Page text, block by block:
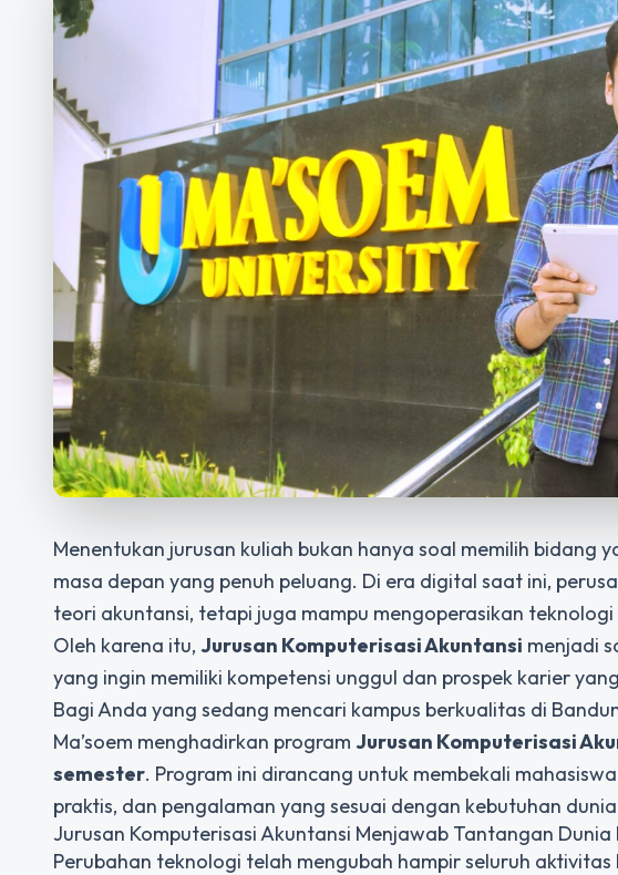
Menentukan jurusan kuliah bukan hanya soal memilih bidang
masa depan yang penuh peluang. Di era digital saat ini,
teori akuntansi, tetapi juga mampu mengoperasikan
Oleh karena itu, Jurusan Komputerisasi Akuntansi menjadi
yang ingin memiliki kompetensi unggul dan prospek karier
Bagi Anda yang sedang mencari kampus berkualitas di
Ma’soem menghadirkan program Jurusan Komputerisasi
semester. Program ini dirancang untuk membekali
praktis, dan pengalaman yang sesuai dengan kebutuhan
Jurusan Komputerisasi Akuntansi Menjawab Tantangan Dunia
Perubahan teknologi telah mengubah hampir seluruh